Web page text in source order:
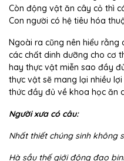
Còn động vật ăn cây cỏ thì
Con người có hệ tiêu hóa
Ngoài ra cũng nên hiểu
các chất dinh dưỡng cho cơ
hay thực vật miễn sao đầy
thực vật sẽ mang lại nhiều
thức đầy đủ về khoa học ăn
Người xưa có câu:
Nhất thiết chúng sinh không
Hà sầu thế giới động đao